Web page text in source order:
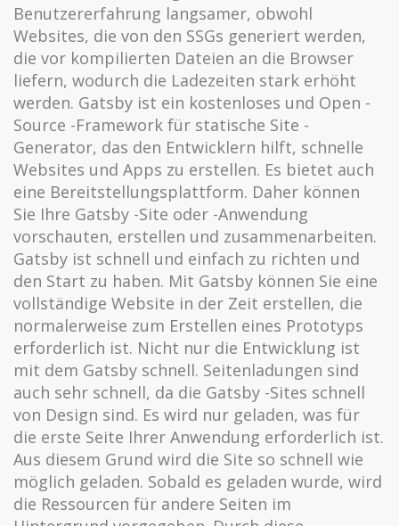
Benutzererfahrung langsamer, obwohl
Websites, die von den SSGs generiert werden,
die vor kompilierten Dateien an die Browser
liefern, wodurch die Ladezeiten stark erhöht
werden. Gatsby ist ein kostenloses und Open -
Source -Framework für statische Site -
Generator, das den Entwicklern hilft, schnelle
Websites und Apps zu erstellen. Es bietet auch
eine Bereitstellungsplattform. Daher können
Sie Ihre Gatsby -Site oder -Anwendung
vorschauten, erstellen und zusammenarbeiten.
Gatsby ist schnell und einfach zu richten und
den Start zu haben. Mit Gatsby können Sie eine
vollständige Website in der Zeit erstellen, die
normalerweise zum Erstellen eines Prototyps
erforderlich ist. Nicht nur die Entwicklung ist
mit dem Gatsby schnell. Seitenladungen sind
auch sehr schnell, da die Gatsby -Sites schnell
von Design sind. Es wird nur geladen, was für
die erste Seite Ihrer Anwendung erforderlich ist.
Aus diesem Grund wird die Site so schnell wie
möglich geladen. Sobald es geladen wurde, wird
die Ressourcen für andere Seiten im